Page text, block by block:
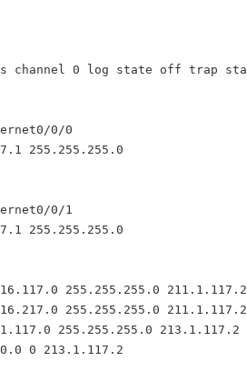
channel 0 log state off trap
0/0
255.255.255.0
0/1
255.255.255.0
255.255.255.0 211.1.117.2
255.255.255.0 211.1.117.2
255.255.255.0 213.1.117.2
0 213.1.117.2